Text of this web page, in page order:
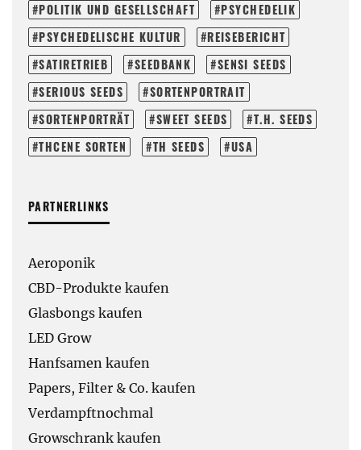
POLITIK UND GESELLSCHAFT
PSYCHEDELIK
PSYCHEDELISCHE KULTUR
REISEBERICHT
SATIRETRIEB
SEEDBANK
SENSI SEEDS
SERIOUS SEEDS
SORTENPORTRAIT
SORTENPORTRÄT
SWEET SEEDS
T.H. SEEDS
THCENE SORTEN
TH SEEDS USA
PARTNERLINKS
Aeroponik
CBD-Produkte kaufen
Glasbongs kaufen
LED Grow
Hanfsamen kaufen
Papers, Filter & Co. kaufen
Verdampftnochmal
Growschrank kaufen